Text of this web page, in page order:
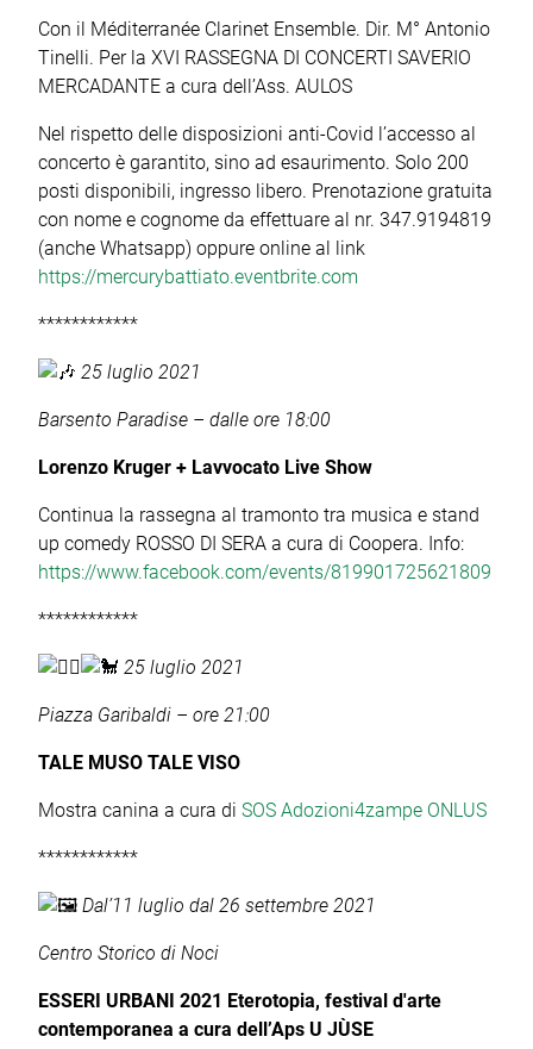
Con il Méditerranée Clarinet Ensemble. Dir. M° Antonio
Tinelli. Per la XVI RASSEGNA DI CONCERTI SAVERIO
MERCADANTE a cura dell’Ass. AULOS
Nel rispetto delle disposizioni anti-Covid l’accesso al
concerto è garantito, sino ad esaurimento. Solo 200
posti disponibili, ingresso libero. Prenotazione gratuita
con nome e cognome da effettuare al nr. 347.9194819
(anche Whatsapp) oppure online al link
https://mercurybattiato.eventbrite.com
************
25 luglio 2021
Barsento Paradise – dalle ore 18:00
Lorenzo Kruger + Lavvocato Live Show
Continua la rassegna al tramonto tra musica e stand
up comedy ROSSO DI SERA a cura di Coopera. Info:
https://www.facebook.com/events/819901725621809
************
25 luglio 2021
Piazza Garibaldi – ore 21:00
TALE MUSO TALE VISO
Mostra canina a cura di SOS Adozioni4zampe ONLUS
************
Dal’11 luglio dal 26 settembre 2021
Centro Storico di Noci
ESSERI URBANI 2021 Eterotopia, festival d'arte
contemporanea a cura dell’Aps U JÙSE